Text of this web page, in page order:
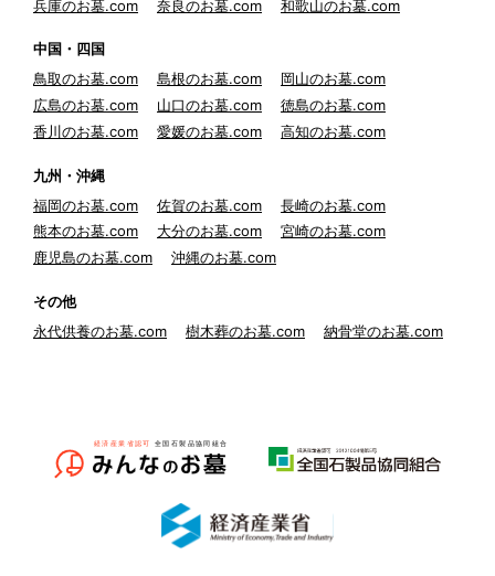
兵庫のお墓.com
奈良のお墓.com 和歌山のお墓.com
中国・四国
鳥取のお墓.com
島根のお墓.com
岡山のお墓.com
広島のお墓.com
山口のお墓.com
徳島のお墓.com
香川のお墓.com
愛媛のお墓.com 高知のお墓.com
九州・沖縄
福岡のお墓.com
佐賀のお墓.com
長崎のお墓.com
熊本のお墓.com
大分のお墓.com
宮崎のお墓.com
鹿児島のお墓.com
沖縄のお墓.com
その他
永代供養のお墓.com
樹木葬のお墓.com 納骨堂のお墓.com